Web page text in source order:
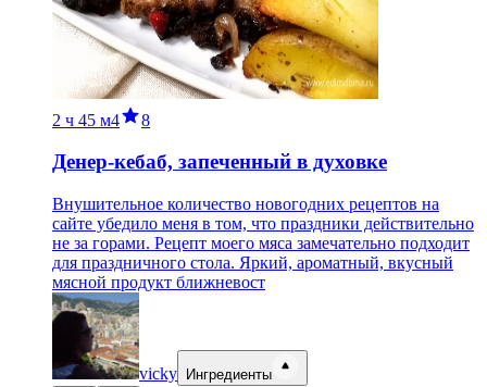
2 ч 45 м4 8
Денер-кебаб, запеченный в духовке
Внушительное количество новогодних рецептов на
сайте убедило меня в том, что праздники действительно
не за горами. Рецепт моего мяса замечательно подходит
для праздничного стола. Яркий, ароматный, вкусный
мясной продукт ближневост
vicky Ингредиенты